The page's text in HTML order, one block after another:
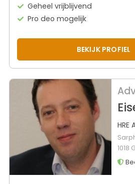
Geheel vrijblijvend
Pro deo mogelijk
BEKIJK PROFIEL
1018